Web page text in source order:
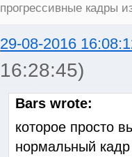
прогрессивные кадры
29-08-2016
16:28:45)
Bars wrote:
которое просто
нормальный кадр